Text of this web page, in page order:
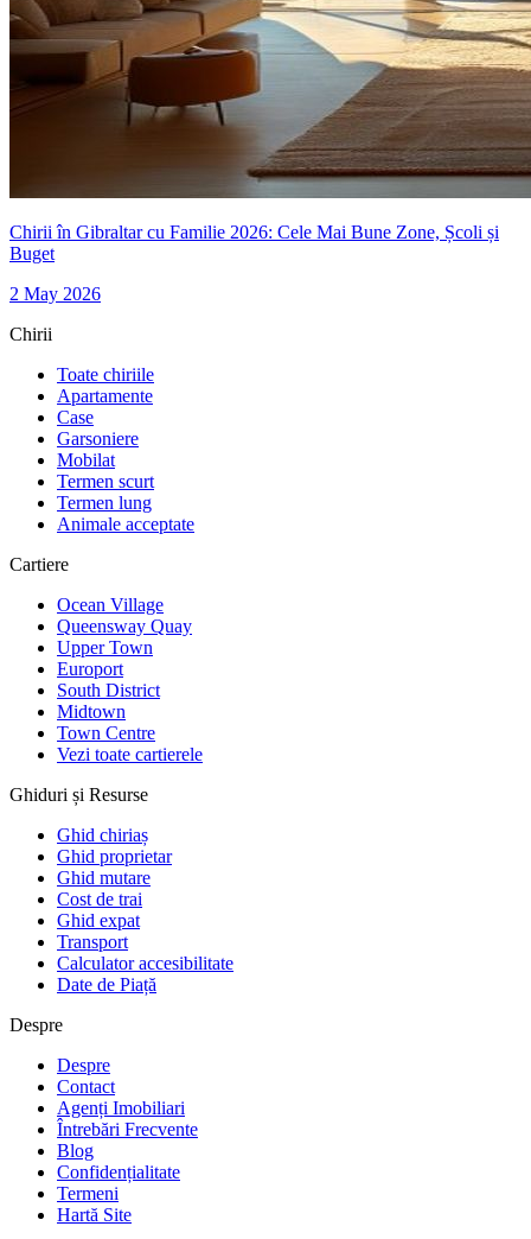
Chirii în Gibraltar cu Familie 2026: Cele Mai Bune Zone, Școli și
Buget
2 May 2026
Chirii
Toate chiriile
Apartamente
Case
Garsoniere
Mobilat
Termen scurt
Termen lung
Animale acceptate
Cartiere
Ocean Village
Queensway Quay
Upper Town
Europort
South District
Midtown
Town Centre
Vezi toate cartierele
Ghiduri și Resurse
Ghid chiriaș
Ghid proprietar
Ghid mutare
Cost de trai
Ghid expat
Transport
Calculator accesibilitate
Date de Piață
Despre
Despre
Contact
Agenți Imobiliari
Întrebări Frecvente
Blog
Confidențialitate
Termeni
Hartă Site